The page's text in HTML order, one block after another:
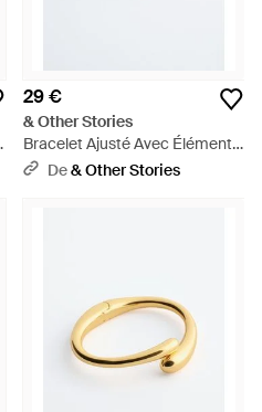
29 €
& Other Stories
Bracelet Ajusté Avec Éléments
Tubulaires - Blanc
De& Other Stories